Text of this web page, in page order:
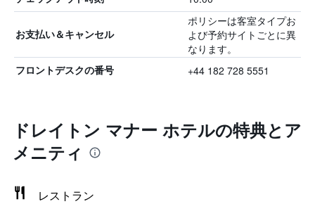
お支払い＆キャンセル
ポリシーは客室タイプお
よび予約サイトごとに異
なります。
フロントデスクの番号 +44 182 728 5551
ドレイトン マナー ホテルの特典とア
メニティ
レストラン